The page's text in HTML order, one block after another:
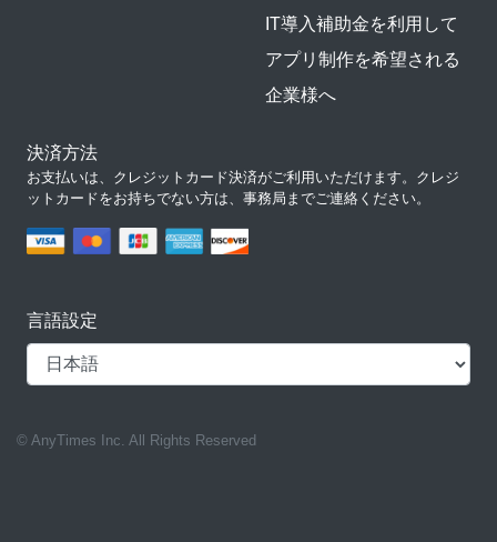
IT導入補助金を利用して
アプリ制作を希望される
企業様へ
決済方法
お支払いは、クレジットカード決済がご利用いただけます。クレジ
ットカードをお持ちでない方は、事務局までご連絡ください。
言語設定
© AnyTimes Inc. All Rights Reserved